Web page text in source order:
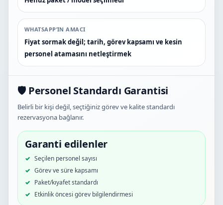
WHATSAPP’IN AMACI
Fiyat sormak değil; tarih, görev kapsamı ve kesin
personel atamasını netleştirmek
🛡️ Personel Standardı Garantisi
Belirli bir kişi değil, seçtiğiniz görev ve kalite standardı
rezervasyona bağlanır.
Garanti edilenler
Seçilen personel sayısı
Görev ve süre kapsamı
Paket/kıyafet standardı
Etkinlik öncesi görev bilgilendirmesi